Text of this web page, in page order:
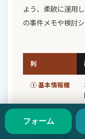
よう、柔軟に運用
の事件メモや検討
列
① 基本情報欄
② 期限確認欄
フォーム